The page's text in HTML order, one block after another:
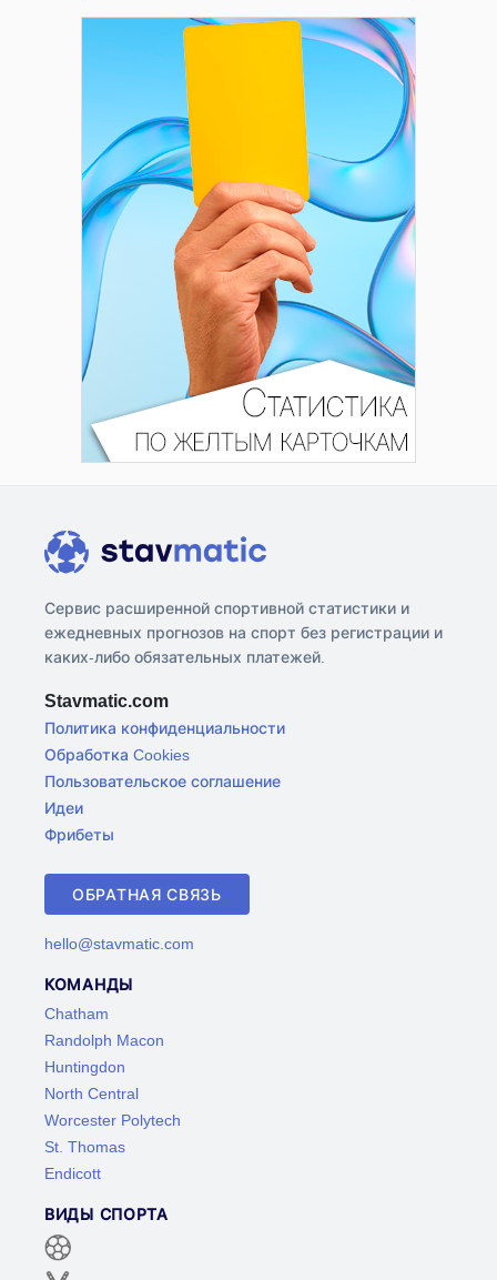
Сервис расширенной спортивной статистики и
ежедневных прогнозов на спорт без регистрации и
каких-либо обязательных платежей.
Stavmatic.com
Политика конфиденциальности
Обработка Cookies
Пользовательское соглашение
Идеи
Фрибеты
ОБРАТНАЯ СВЯЗЬ
hello@stavmatic.com
КОМАНДЫ
Chatham
Randolph Macon
Huntingdon
North Central
Worcester Polytech
St. Thomas
Endicott
ВИДЫ СПОРТА